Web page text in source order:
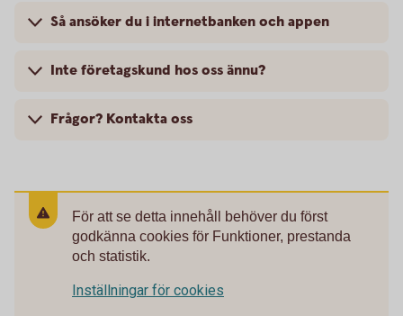
Så ansöker du i internetbanken och appen
Inte företagskund hos oss ännu?
Frågor? Kontakta oss
För att se detta innehåll behöver du först
godkänna cookies för Funktioner, prestanda
och statistik.
Inställningar för cookies